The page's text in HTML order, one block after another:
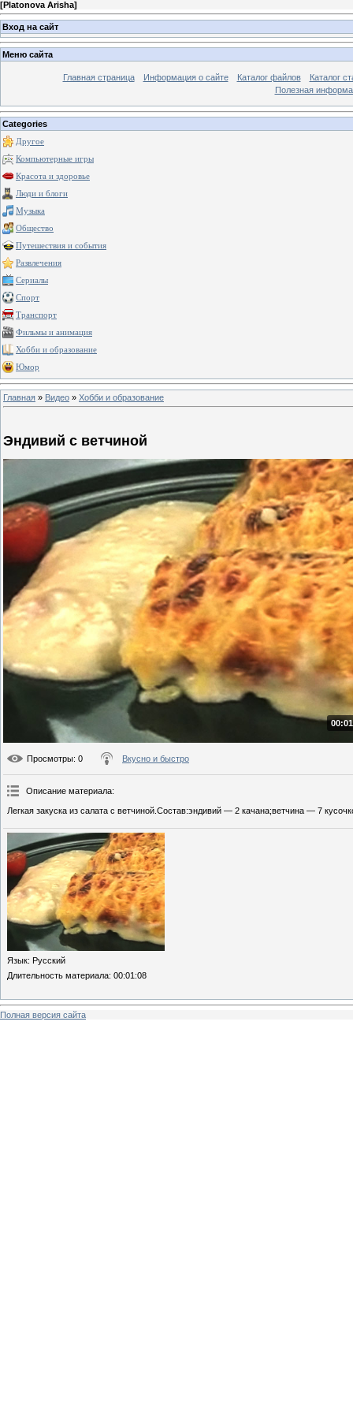
[Platonova Arisha]
Вход на сайт
Меню сайта
Главная страница Информация о сайте Каталог файлов
Каталог
Полезная
Categories
Другое
Компьютерные игры
Красота и здоровье
Люди и блоги
Музыка
Общество
Путешествия и события
Развлечения
Сериалы
Спорт
Транспорт
Фильмы и анимация
Хобби и образование
Юмор
Главная » Видео » Хобби и образование
Эндивий с ветчиной
Просмотры: 0 Вкусно и быстро
Описание материала:
Легкая закуска из салата с ветчиной.Состав:эндивий — 2 качана;ветчина — 7
Язык: Русский
Длительность материала: 00:01:08
Полная версия сайта